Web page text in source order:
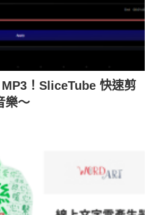
！SliceTube 快速剪
樂～